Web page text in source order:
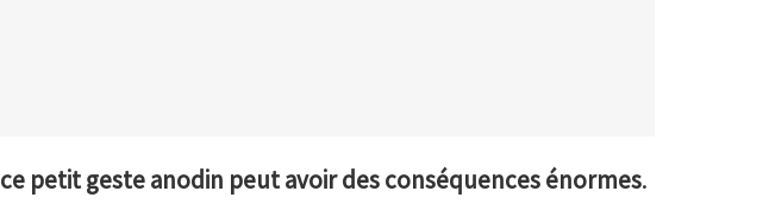
ce petit geste anodin peut avoir des conséquences énormes.